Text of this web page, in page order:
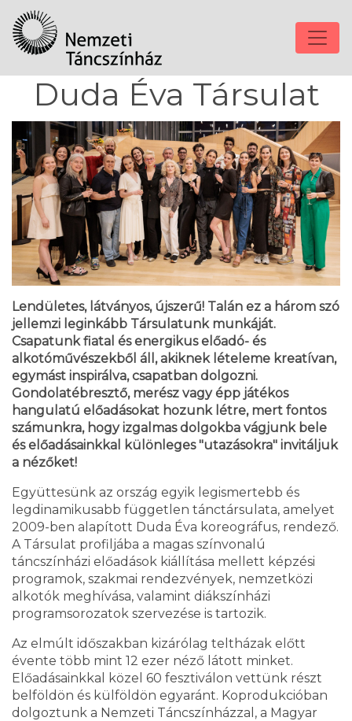
Duda Éva Társulat
Lendületes, látványos, újszerű! Talán ez a három szó
jellemzi leginkább Társulatunk munkáját.
Csapatunk fiatal és energikus előadó- és
alkotóművészekből áll, akiknek lételeme kreatívan,
egymást inspirálva, csapatban dolgozni.
Gondolatébresztő, merész vagy épp játékos
hangulatú előadásokat hozunk létre, mert fontos
számunkra, hogy izgalmas dolgokba vágjunk bele
és előadásainkkal különleges "utazásokra" invitáljuk
a nézőket!
Együttesünk az ország egyik legismertebb és
legdinamikusabb független tánctársulata, amelyet
2009-ben alapított Duda Éva koreográfus, rendező.
A Társulat profiljába a magas színvonalú
táncszínházi előadások kiállítása mellett képzési
programok, szakmai rendezvények, nemzetközi
alkotók meghívása, valamint diákszínházi
programsorozatok szervezése is tartozik.
Az elmúlt időszakban kizárólag teltházak előtt
évente több mint 12 ezer néző látott minket.
Előadásainkkal közel 60 fesztiválon vettünk részt
belföldön és külföldön egyaránt. Koprodukcióban
dolgoztunk a Nemzeti Táncszínházzal, a Magyar